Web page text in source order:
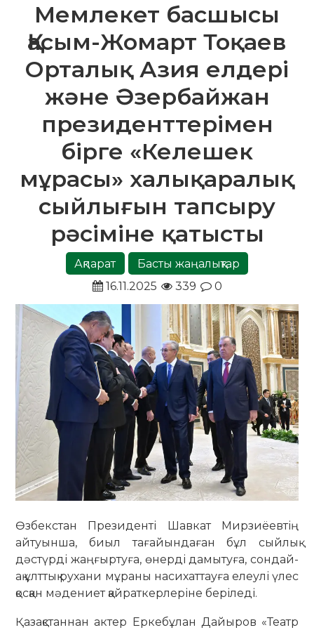
Мемлекет басшысы
Қасым-Жомарт Тоқаев
Орталық Азия елдері
және Әзербайжан
президенттерімен
бірге «Келешек
мұрасы» халықаралық
сыйлығын тапсыру
рәсіміне қатысты
Ақпарат
Басты жаңалықтар
16.11.2025
339 0
Өзбекстан Президенті Шавкат Мирзиёевтің
айтуынша, биыл тағайындаған бұл сыйлық
дәстүрді жаңғыртуға, өнерді дамытуға, сондай-
ақ ұлттық рухани мұраны насихаттауға елеулі үлес
қосқан мәдениет қайраткерлеріне беріледі.
Қазақстаннан актер Еркебұлан Дайыров «Театр